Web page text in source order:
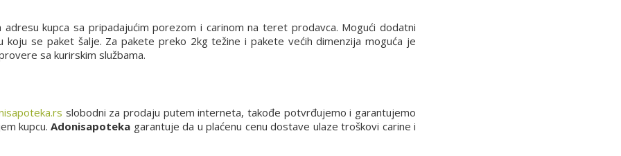
kupca sa pripadajućim porezom i carinom na teret prodavca. Mogući dodatni
se paket šalje. Za pakete preko 2kg težine i pakete većih dimenzija moguća je
sa kurirskim službama.
slobodni za prodaju putem interneta, takođe potvrđujemo i garantujemo
kupcu.Adonisapoteka garantuje da u plaćenu cenu dostave ulaze troškovi carine i